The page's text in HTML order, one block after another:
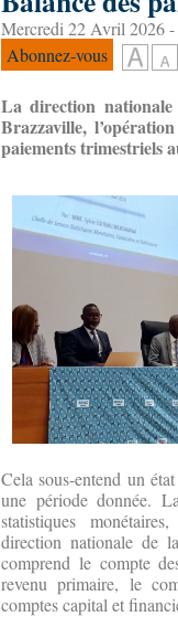
Mercredi 22 Avril 2026
Abonnez-vous
La direction
Brazzaville,
paiements trimestriels
Cela sous-entend un
une période donnée.
statistiques
direction nationale de
comprend le compte
revenu primaire, le
comptes capital et